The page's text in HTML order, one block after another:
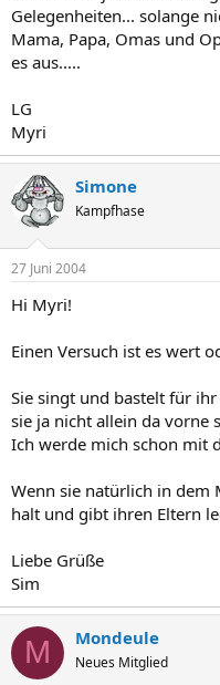
Gelegenheiten... solange
Mama, Papa, Omas und
es aus.....
LG
Myri
Simone
Kampfhase
27 Juni 2004
Hi Myri!
Einen Versuch ist es wert
Sie singt und bastelt für
sie ja nicht allein da vorne
Ich werde mich schon mit
Wenn sie natürlich in dem
halt und gibt ihren Eltern
Liebe Grüße
Sim
M Mondeule
Neues Mitglied